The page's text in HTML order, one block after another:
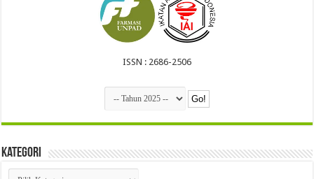
ISSN : 2686-2506
Kategori
Kategori